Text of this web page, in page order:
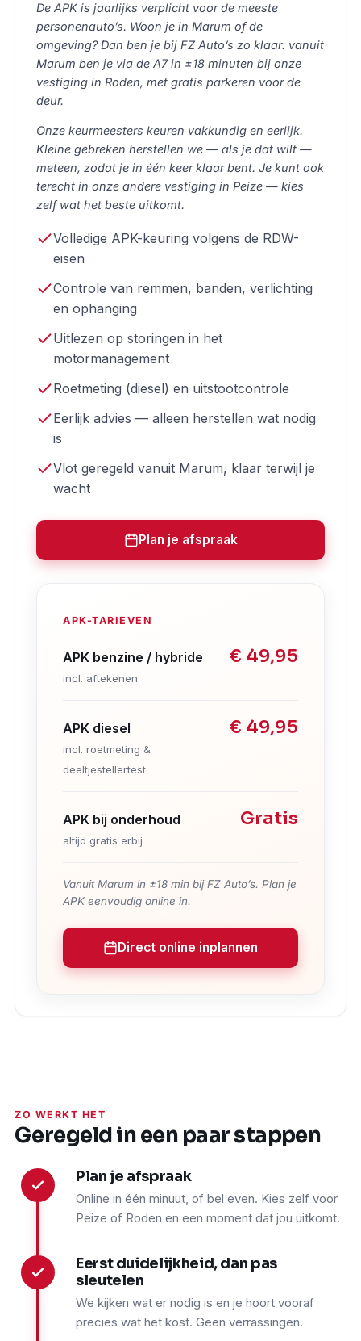
De APK is jaarlijks verplicht voor de meeste
personenauto’s. Woon je in Marum of de
omgeving? Dan ben je bij FZ Auto’s zo klaar: vanuit
Marum ben je via de A7 in ±18 minuten bij onze
vestiging in Roden, met gratis parkeren voor de
deur.
Onze keurmeesters keuren vakkundig en eerlijk.
Kleine gebreken herstellen we — als je dat wilt —
meteen, zodat je in één keer klaar bent. Je kunt ook
terecht in onze andere vestiging in Peize — kies
zelf wat het beste uitkomt.
Volledige APK-keuring volgens de RDW-
eisen
Controle van remmen, banden, verlichting
en ophanging
Uitlezen op storingen in het
motormanagement
Roetmeting (diesel) en uitstootcontrole
Eerlijk advies — alleen herstellen wat nodig
is
Vlot geregeld vanuit Marum, klaar terwijl je
wacht
Plan je afspraak
APK-TARIEVEN
APK benzine / hybride
incl. aftekenen
€ 49,95
APK diesel
incl. roetmeting &
deeltjestellertest
€ 49,95
APK bij onderhoud
altijd gratis erbij
Gratis
Vanuit Marum in ±18 min bij FZ Auto’s. Plan je
APK eenvoudig online in.
Direct online inplannen
ZO WERKT HET
Geregeld in een paar stappen
1 Plan je afspraak
Online in één minuut, of bel even. Kies zelf voor
Peize of Roden en een moment dat jou uitkomt.
2
Eerst duidelijkheid, dan pas
sleutelen
We kijken wat er nodig is en je hoort vooraf
precies wat het kost. Geen verrassingen.